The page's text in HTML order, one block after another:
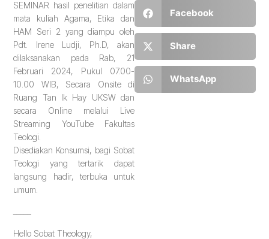
SEMINAR hasil penelitian dalam
mata kuliah Agama, Etika dan
HAM Seri 2 yang diampu oleh
Pdt. Irene Ludji, Ph.D, akan
dilaksanakan pada Rab, 21
Februari 2024, Pukul 07.00-
10.00 WIB, Secara Onsite di
Ruang Tan Ik Hay UKSW dan
secara Online melalui Live
Streaming YouTube Fakultas
Teologi.
Disediakan Konsumsi, bagi Sobat
Teologi yang tertarik dapat
langsung hadir, terbuka untuk
umum.
Hello Sobat Theology,
Facebook
Share
WhatsApp